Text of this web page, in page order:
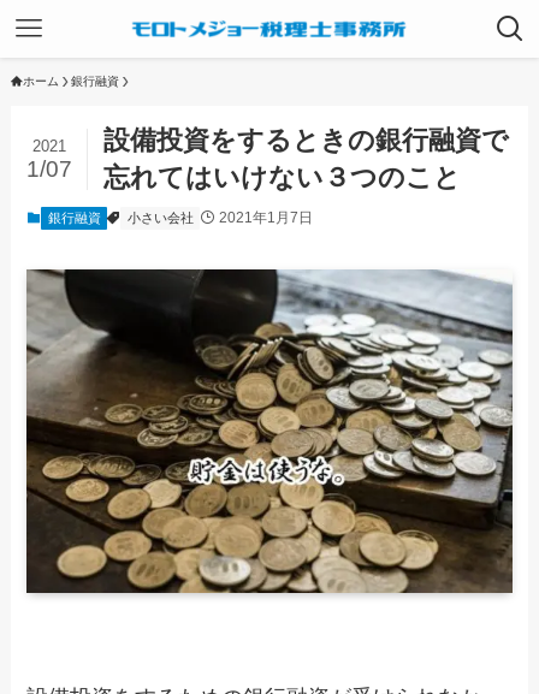
ホーム 銀行融資
設備投資をするときの銀行融資で
忘れてはいけない３つのこと
2021
1/07
銀行融資 小さい会社 2021年1月7日